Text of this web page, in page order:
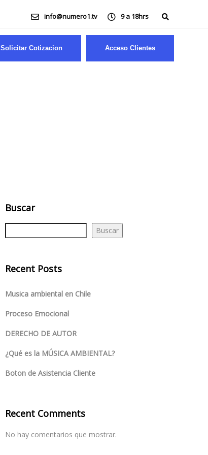
info@numero1.tv 9 a 18hrs
Solicitar Cotizacion Acceso Clientes
Buscar
Buscar
Recent Posts
Musica ambiental en Chile
Proceso Emocional
DERECHO DE AUTOR
¿Qué es la MÚSICA AMBIENTAL?
Boton de Asistencia Cliente
Recent Comments
No hay comentarios que mostrar.